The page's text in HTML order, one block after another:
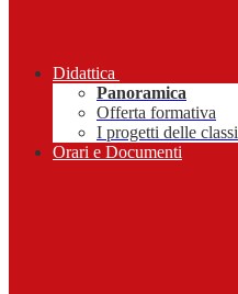
Didattica
Panoramica
Offerta formativa
I progetti delle classi
Orari e Documenti